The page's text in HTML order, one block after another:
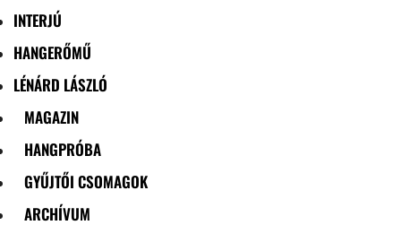
INTERJÚ
HANGERŐMŰ
LÉNÁRD LÁSZLÓ
MAGAZIN
HANGPRÓBA
GYŰJTŐI CSOMAGOK
ARCHÍVUM